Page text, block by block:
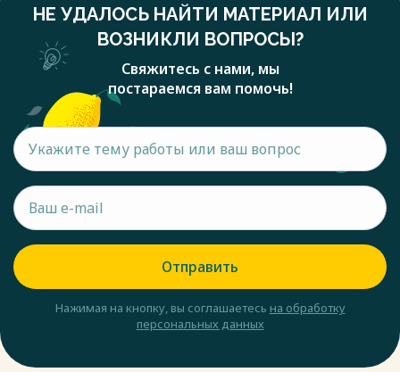
НЕ УДАЛОСЬ НАЙТИ МАТЕРИАЛ ИЛИ
ВОЗНИКЛИ ВОПРОСЫ?
Свяжитесь с нами, мы
постараемся вам помочь!
Отправить
Нажимая на кнопку, вы соглашаетесь на обработку
персональных данных